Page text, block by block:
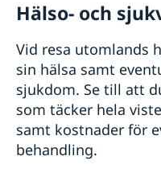
Hälso- och
Vid resa utomlands
sin hälsa samt
sjukdom. Se till att
som täcker hela
samt kostnader för
behandling.